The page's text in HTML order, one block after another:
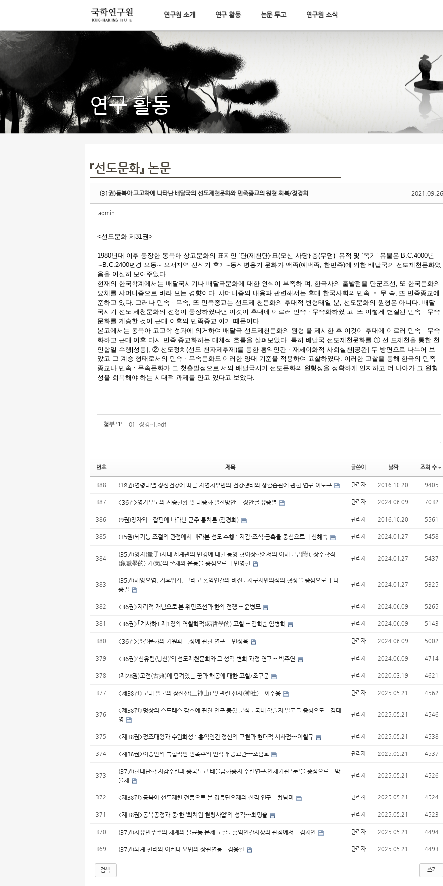
메뉴 건너뛰기
연구원 소개 연구 활동 논문 투고 연구원 소식
연구 활동
『선도문화』 논문
2021.09.26
(31권)동북아 고고학에 나타난 배달국의 선도제천문화와 민족종교의 원형 회복/정경희
admin
<선도문화 제31권>
1980년대 이후 등장한 동북아 상고문화의 표지인 ‘단(제천단)⋅묘(모신 사당)⋅총(무덤)’ 유적 및 ‘옥기’ 유물은 B.C.4000년
∼B.C.2400년경 요동∼ 요서지역 신석기 후기∼동석병용기 문화가 맥족(예맥족, 한민족)에 의한 배달국의 선도제천문화였
음을 여실히 보여주었다.
현재의 한국학계에서는 배달국시기나 배달국문화에 대한 인식이 부족하 며, 한국사의 출발점을 단군조선, 또 한국문화의
요체를 샤머니즘으로 바라 보는 경향이다. 샤머니즘의 내용과 관련해서는 후대 한국사회의 민속 ‧ 무 속, 또 민족종교에
준하고 있다. 그러나 민속ㆍ무속, 또 민족종교는 선도제 천문화의 후대적 변형태일 뿐, 선도문화의 원형은 아니다. 배달
국시기 선도 제천문화의 전형이 등장하였다면 이것이 후대에 이르러 민속ㆍ무속화하였 고, 또 이렇게 변질된 민속ㆍ무속
문화를 계승한 것이 근대 이후의 민족종교 이기 때문이다.
본고에서는 동북아 고고학 성과에 의거하여 배달국 선도제천문화의 원형 을 제시한 후 이것이 후대에 이르러 민속ㆍ무속
화하고 근대 이후 다시 민족 종교화하는 대체적 흐름을 살펴보았다. 특히 배달국 선도제천문화를 ① 선 도제천을 통한 천
인합일 수행[성통], ② 선도정치(선도 천자제후제)를 통한 홍익인간ㆍ재세이화적 사회실천[공완] 두 방면으로 나누어 보
았고 그 계승 형태로서의 민속ㆍ무속문화도 이러한 양대 기준을 적용하여 고찰하였다. 이러한 고찰을 통해 한국의 민족
종교나 민속ㆍ무속문화가 그 첫출발점으로 서의 배달국시기 선도문화의 원형성을 정확하게 인지하고 더 나아가 그 원형
성을 회복해야 하는 시대적 과제를 안고 있다고 보았다.
첨부 '1' 01_정경희.pdf
번호 제목 글쓴이 날짜 조회 수
388 (18권)연령대별 정신건강에 따른 자연치유법의 건강행태와 생활습관에 관한 연구-이토구 관리자 2016.10.20 9405
387 <36권>영가무도의 계승현황 및 대중화 발전방안 -- 정안철 유중열 관리자 2024.06.09 7032
386 (9권)장자외ㆍ잡편에 나타난 군주 통치론 (김경희) 관리자 2016.10.20 5561
385 (35권)뇌기능 조절의 관점에서 바라본 선도 수행 : 지감⋅조식⋅금촉을 중심으로 ｜신혜숙 관리자 2024.01.27 5458
384
(35권)양자(量子)시대 세계관의 변경에 대한 동양 형이상학에서의 이해 : 부(附). 상수학적
(象數學的) 기(氣)의 존재와 운동을 중심으로 ｜민영현
관리자 2024.01.27 5437
383
(35권)해양오염, 기후위기, 그리고 홍익인간의 비전 : 지구시민의식의 형성을 중심으로 ｜나
종팔
관리자 2024.01.27 5325
382 <36권>지리적 개념으로 본 위만조선과 한의 전쟁 -- 윤병모 관리자 2024.06.09 5265
381 <36권>｢계사하｣ 제1장의 역철학적(易哲學的) 고찰 -- 김학순 임병학 관리자 2024.06.09 5143
380 <36권>말갈문화의 기원과 특성에 관한 연구 -- 민성욱 관리자 2024.06.09 5002
379 <36권>‘신유림(낭산)’의 선도제천문화와 그 성격 변화 과정 연구 -- 박주연 관리자 2024.06.09 4714
378 (제28권)고전(古典)에 담겨있는 꿈과 해몽에 대한 고찰/조규문 관리자 2020.03.19 4621
377 <제38권>고대 일본의 삼신산(三神山) 및 관련 신사(神社)---이수용 관리자 2025.05.21 4562
376
<제38권>명상의 스트레스 감소에 관한 연구 동향 분석 : 국내 학술지 발표를 중심으로---김대
영
관리자 2025.05.21 4546
375 <제38권>정조대왕과 수원화성 : 홍익인간 정신의 구현과 현대적 시사점---이철규 관리자 2025.05.21 4538
374 <제38권>이승만의 복합적인 민족주의 인식과 종교관---조남호 관리자 2025.05.21 4537
373
(37권)현대단학 지감수련과 중국도교 태을금화종지 수련연구:인체기관 '눈'을 중심으로---박
율채
관리자 2025.05.21 4526
372 <제38권>동북아 선도제천 전통으로 본 강릉단오제의 신격 연구---황남미 관리자 2025.05.21 4524
371 <제38권>동북공정과 중⋅한 ‘최치원 현창사업’의 성격---최명솔 관리자 2025.05.21 4523
370 (37권)자유민주주의 체제의 불균등 문제 고찰 : 홍익인간사상의 관점에서---김지인 관리자 2025.05.21 4494
369 (37권)퇴계 천리와 이케다 묘법의 상관연동---김용환 관리자 2025.05.21 4493
검색 쓰기
Sketchbook5, 스케치북5
Sketchbook5, 스케치북5